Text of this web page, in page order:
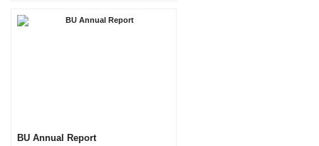
BU Annual Report